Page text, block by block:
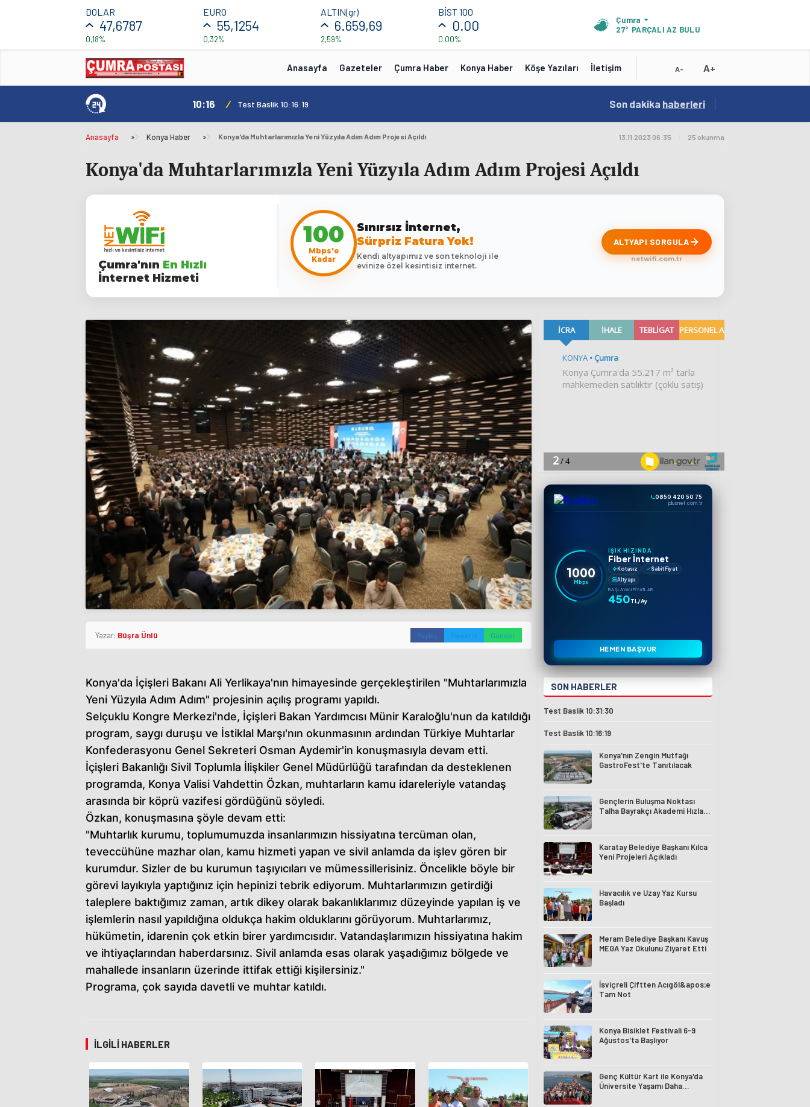
DOLAR
47,6787
0,18%
EURO
55,1254
0,32%
ALTIN(gr)
6.659,69
2,59%
BİST 100
0.00
0.00%
Çumra
27° PARÇALI AZ BULUTLU
Anasayfa Gazeteler Çumra Haber Konya Haber Köşe Yazıları İletişim A- A+
10:16 / Test Baslik 10:16:19 19:01 / Konya'nın Zengin Mutfağı GastroFest'te
Son dakika haberleri
Anasayfa » Konya Haber » Konya'da Muhtarlarımızla Yeni Yüzyıla Adım Adım Projesi Açıldı 13.11.2023 06:35 25 okunma
Konya'da Muhtarlarımızla Yeni Yüzyıla Adım Adım Projesi Açıldı
Çumra'nın En Hızlı
İnternet Hizmeti
100
Mbps'e
Kadar
Sınırsız İnternet,
Sürpriz Fatura Yok!
Kendi altyapımız ve son teknoloji ile
evinize özel kesintisiz internet.
ALTYAPI SORGULA
netwifi.com.tr
Yazar: Büşra Ünlü Paylaş Tweetle Gönder
Konya'da İçişleri Bakanı Ali Yerlikaya'nın himayesinde gerçekleştirilen "Muhtarlarımızla
Yeni Yüzyıla Adım Adım" projesinin açılış programı yapıldı.
Selçuklu Kongre Merkezi'nde, İçişleri Bakan Yardımcısı Münir Karaloğlu'nun da katıldığı
program, saygı duruşu ve İstiklal Marşı'nın okunmasının ardından Türkiye Muhtarlar
Konfederasyonu Genel Sekreteri Osman Aydemir'in konuşmasıyla devam etti.
İçişleri Bakanlığı Sivil Toplumla İlişkiler Genel Müdürlüğü tarafından da desteklenen
programda, Konya Valisi Vahdettin Özkan, muhtarların kamu idareleriyle vatandaş
arasında bir köprü vazifesi gördüğünü söyledi.
Özkan, konuşmasına şöyle devam etti:
"Muhtarlık kurumu, toplumumuzda insanlarımızın hissiyatına tercüman olan,
teveccühüne mazhar olan, kamu hizmeti yapan ve sivil anlamda da işlev gören bir
kurumdur. Sizler de bu kurumun taşıyıcıları ve mümessillerisiniz. Öncelikle böyle bir
görevi layıkıyla yaptığınız için hepinizi tebrik ediyorum. Muhtarlarımızın getirdiği
taleplere baktığımız zaman, artık dikey olarak bakanlıklarımız düzeyinde yapılan iş ve
işlemlerin nasıl yapıldığına oldukça hakim olduklarını görüyorum. Muhtarlarımız,
hükümetin, idarenin çok etkin birer yardımcısıdır. Vatandaşlarımızın hissiyatına hakim
ve ihtiyaçlarından haberdarsınız. Sivil anlamda esas olarak yaşadığımız bölgede ve
mahallede insanların üzerinde ittifak ettiği kişilersiniz."
Programa, çok sayıda davetli ve muhtar katıldı.
İLGILI HABERLER
0850 420 50 75
plusnet.com.tr
1000
Mbps
IŞIK HIZINDA
Fiber İnternet
Kotasız
Sabit Fiyat
Altyapı
BAŞLAYAN FIYATLAR
450TL/Ay
HEMEN BAŞVUR
SON HABERLER
Test Baslik 10:31:30
Test Baslik 10:16:19
Konya'nın Zengin Mutfağı
GastroFest'te Tanıtılacak
Gençlerin Buluşma Noktası
Talha Bayrakçı Akademi Hızla
Karatay Belediye Başkanı Kılca
Yeni Projeleri Açıkladı
Havacılık ve Uzay Yaz Kursu
Başladı
Meram Belediye Başkanı Kavuş
MEGA Yaz Okulunu Ziyaret Etti
İsviçreli Çiftten Acıgöl&apos;e
Tam Not
Konya Bisiklet Festivali 6-9
Ağustos'ta Başlıyor
Genç Kültür Kart ile Konya'da
Üniversite Yaşamı Daha